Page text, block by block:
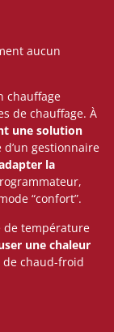
aucun
chauffage
de chauffage. À
une solution
d’un gestionnaire
la
“confort”.
de température
une chaleur
de chaud-froid